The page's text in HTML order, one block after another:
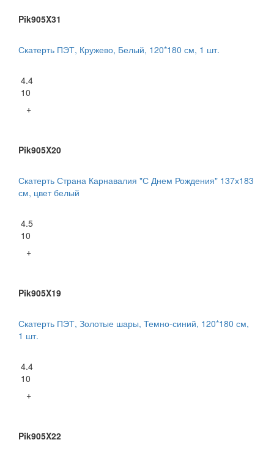
Pik905X31
Скатерть ПЭТ, Кружево, Белый, 120*180 см, 1 шт.
4.4
10
+
Pik905X20
Скатерть Страна Карнавалия "С Днем Рождения" 137х183
см, цвет белый
4.5
10
+
Pik905X19
Скатерть ПЭТ, Золотые шары, Темно-синий, 120*180 см,
1 шт.
4.4
10
+
Pik905X22